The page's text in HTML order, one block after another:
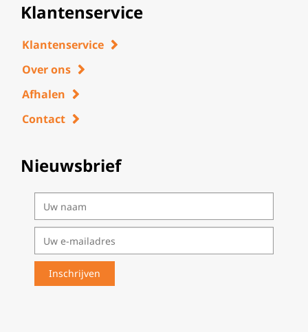
Klantenservice
Klantenservice
Over ons
Afhalen
Contact
Nieuwsbrief